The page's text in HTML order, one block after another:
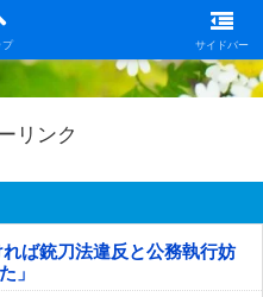
プ サイドバー
リンク
ば銃刀法違反と公務執行妨
」